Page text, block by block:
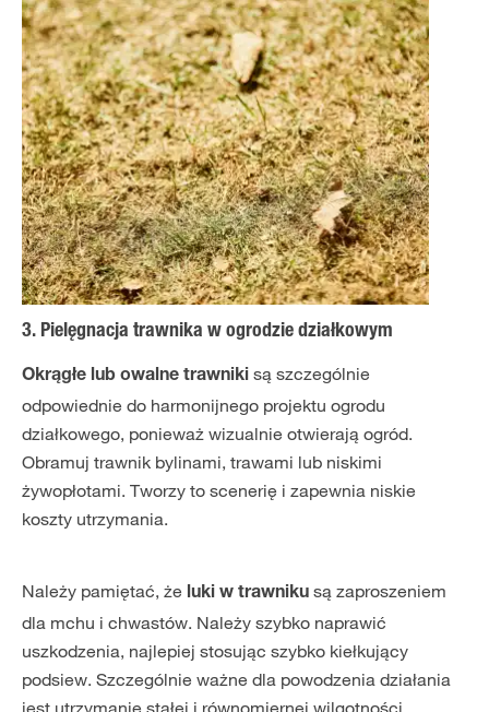
3. Pielęgnacja trawnika w ogrodzie działkowym
Okrągłe lub owalne trawniki są szczególnie
odpowiednie do harmonijnego projektu ogrodu
działkowego, ponieważ wizualnie otwierają ogród.
Obramuj trawnik bylinami, trawami lub niskimi
żywopłotami. Tworzy to scenerię i zapewnia niskie
koszty utrzymania.
Należy pamiętać, że luki w trawniku są zaproszeniem
dla mchu i chwastów. Należy szybko naprawić
uszkodzenia, najlepiej stosując szybko kiełkujący
podsiew. Szczególnie ważne dla powodzenia działania